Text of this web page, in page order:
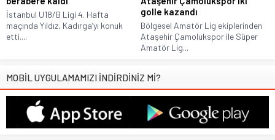
İstanbul U18/B Ligi 4. Hafta
maçında Yıldız, Kadırga’yı konuk
etti....
golle kazandı
Bölgesel Amatör Lig ekiplerinden
Ataşehir Çamolukspor ile Süper
Amatör Lig...
MOBİL UYGULAMAMIZI İNDİRDİNİZ Mİ?